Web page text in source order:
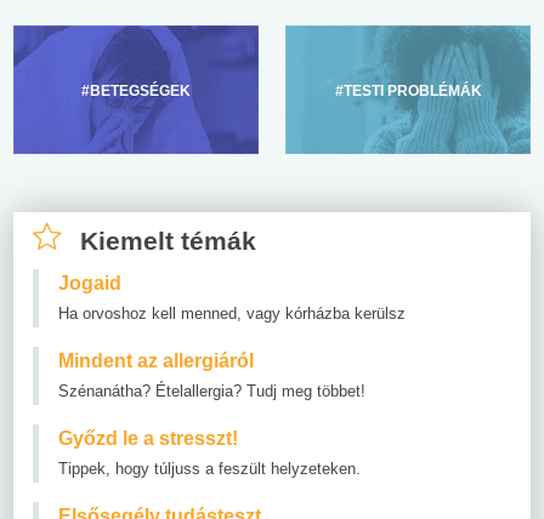
#BETEGSÉGEK #TESTI PROBLÉMÁK
Kiemelt témák
Jogaid
Ha orvoshoz kell menned, vagy kórházba kerülsz
Mindent az allergiáról
Szénanátha? Ételallergia? Tudj meg többet!
Győzd le a stresszt!
Tippek, hogy túljuss a feszült helyzeteken.